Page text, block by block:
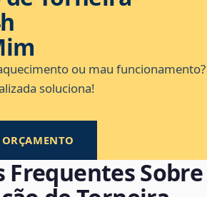
ou mau funcionamento?
soluciona!
Frequentes Sobre